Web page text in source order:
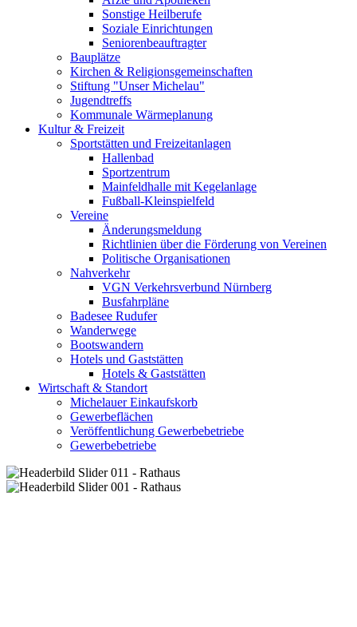
Sonstige Heilberufe
Soziale Einrichtungen
Seniorenbeauftragter
Bauplätze
Kirchen & Religionsgemeinschaften
Stiftung "Unser Michelau"
Jugendtreffs
Kommunale Wärmeplanung
Kultur & Freizeit
Sportstätten und Freizeitanlagen
Hallenbad
Sportzentrum
Mainfeldhalle mit Kegelanlage
Fußball-Kleinspielfeld
Vereine
Änderungsmeldung
Richtlinien über die Förderung von Vereinen
Politische Organisationen
Nahverkehr
VGN Verkehrsverbund Nürnberg
Busfahrpläne
Badesee Rudufer
Wanderwege
Bootswandern
Hotels und Gaststätten
Hotels & Gaststätten
Wirtschaft & Standort
Michelauer Einkaufskorb
Gewerbeflächen
Veröffentlichung Gewerbebetriebe
Gewerbebetriebe